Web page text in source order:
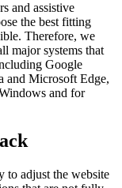
and assistive
the best fitting
Therefore, we
major systems that
Google
and Microsoft Edge,
and for
to adjust the website